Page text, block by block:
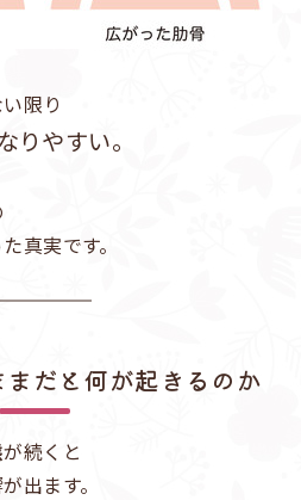
限り
りやすい。
真実です。
だと何が起きるのか
が続くと
出ます。